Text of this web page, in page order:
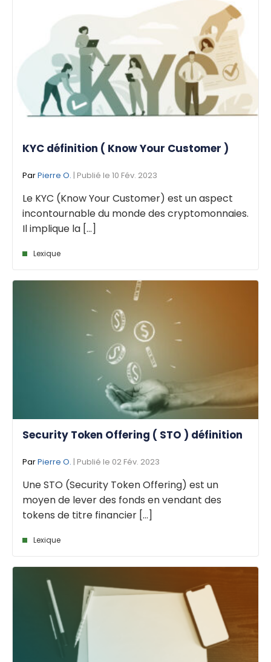
KYC définition ( Know Your Customer )
ParPierre O. | Publié le 10 Fév. 2023
Le KYC (Know Your Customer) est un aspect
incontournable du monde des cryptomonnaies.
Il implique la [...]
Lexique
Security Token Offering ( STO ) définition
ParPierre O. | Publié le 02 Fév. 2023
Une STO (Security Token Offering) est un
moyen de lever des fonds en vendant des
tokens de titre financier [...]
Lexique